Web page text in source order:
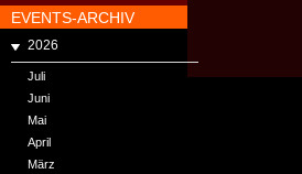
EVENTS-ARCHIV
2026
Juli
Juni
Mai
April
März